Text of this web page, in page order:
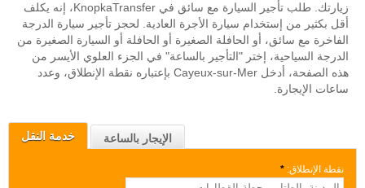
خدمة النقل الإيجار بالساعة
نقطة الإنطلاق: *
زيارتك. طلب تأجير السيارة مع سائق في KnopkaTransfer، إنه يكلف
أقل بكثير من إستخدام سيارة الأجرة العادية. لحجز تأجير سيارة الدرجة
الفاخرة مع سائق، أو الحافلة الصغيرة أو الحافلة أو السيارة الصغيرة من
الدرجة السياحية، إختر "التأجير بالساعة" في الجزء العلوي الأيسر من
هذه الصفحة، أدخل Cayeux-sur-Mer بإعتباره نقطة الإنطلاق، وعدد
ساعات الإيجارة.